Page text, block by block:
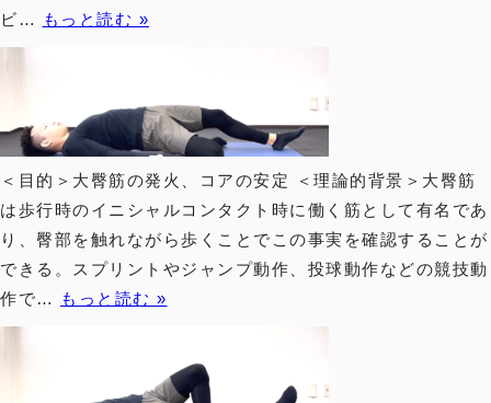
ビ…
もっと読む »
＜目的＞大臀筋の発火、コアの安定 ＜理論的背景＞大臀筋
は歩行時のイニシャルコンタクト時に働く筋として有名であ
り、臀部を触れながら歩くことでこの事実を確認することが
できる。スプリントやジャンプ動作、投球動作などの競技動
作で…
もっと読む »